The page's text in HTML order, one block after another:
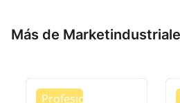
Más de